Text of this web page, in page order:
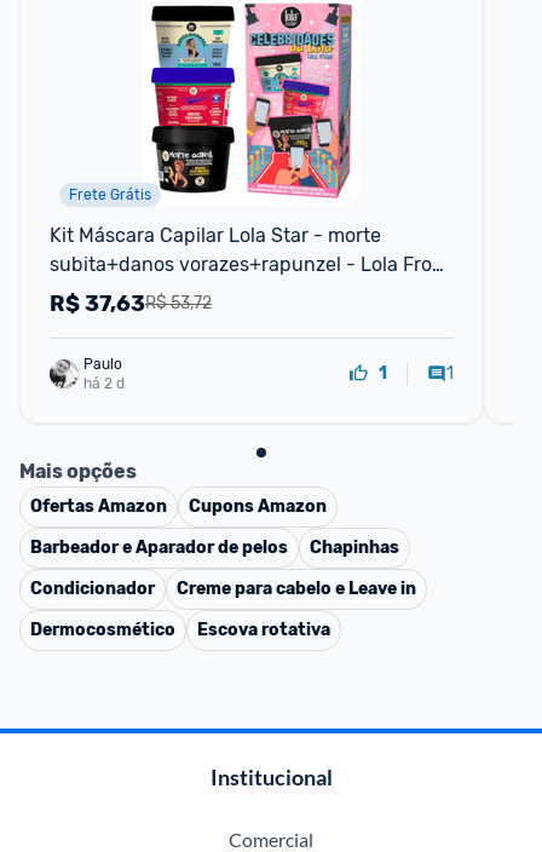
Frete Grátis
Kit Máscara Capilar Lola Star - morte
subita+danos vorazes+rapunzel - Lola From
Rio
R$ 53,72
R$37,63
Paulo
há 2 d
1 1
Mais opções
OfertasAmazon CuponsAmazon
Barbeador e Aparador de pelos
Chapinhas
Condicionador
Creme para cabelo e Leave in
Dermocosmético
Escova rotativa
Institucional
Comercial